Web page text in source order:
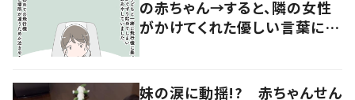
の赤ちゃん→すると、隣の女性
がかけてくれた優しい言葉に
妹の涙に動揺!? 赤ちゃんせん